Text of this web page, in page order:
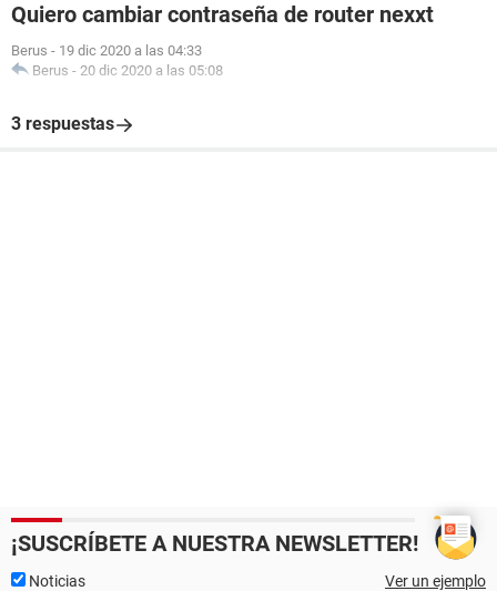
Quiero cambiar contraseña de router nexxt
Berus - 19 dic 2020 a las 04:33
Berus - 20 dic 2020 a las 05:08
3 respuestas
¡SUSCRÍBETE A NUESTRA NEWSLETTER!
Noticias Ver un ejemplo